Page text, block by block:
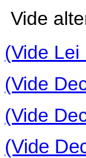
Vide
(Vide Lei
(Vide
(Vide
(Vide